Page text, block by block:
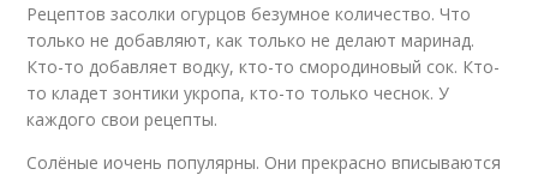
Рецептов засолки огурцов безумное количество. Что
только не добавляют, как только не делают маринад.
Кто-то добавляет водку, кто-то смородиновый сок. Кто-
то кладет зонтики укропа, кто-то только чеснок. У
каждого свои рецепты.
Солёные иочень популярны. Они прекрасно вписываются